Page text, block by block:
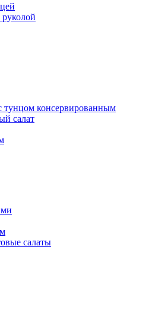
тунцом консервированным
салат
салаты